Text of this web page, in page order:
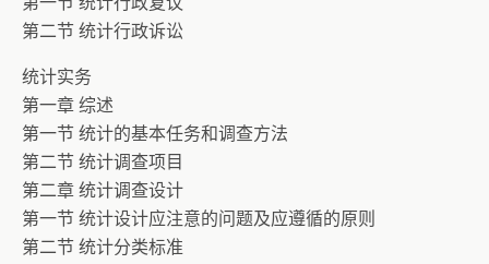
第二节 统计行政诉讼
统计实务
第一章 综述
第一节 统计的基本任务和调查方法
第二节 统计调查项目
第二章 统计调查设计
第一节 统计设计应注意的问题及应遵循的原则
第二节 统计分类标准